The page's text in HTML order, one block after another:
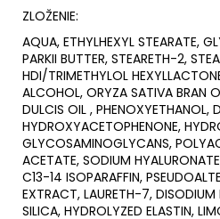
ZLOŽENIE:
AQUA, ETHYLHEXYL STEARATE,
PARKII BUTTER, STEARETH-2,
HDI/TRIMETHYLOL
ALCOHOL, ORYZA SATIVA BRAN
DULCIS OIL , PHENOXYETHANOL,
HYDROXYACETOPHENONE,
GLYCOSAMINOGLYCANS,
ACETATE, SODIUM
C13-14 ISOPARAFFIN,
EXTRACT, LAURETH-7, DISODIUM
SILICA, HYDROLYZED ELASTIN,